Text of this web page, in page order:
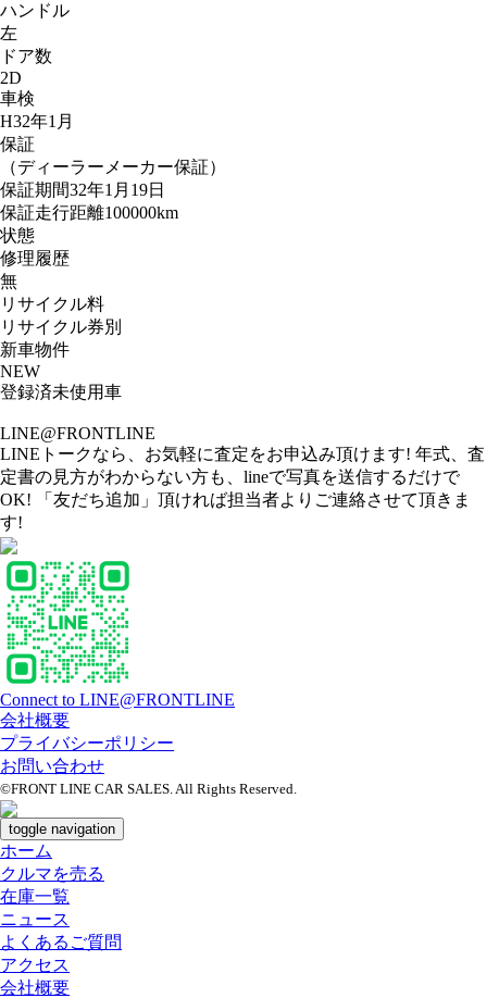
ハンドル
左
ドア数
2D
車検
H32年1月
保証
（ディーラーメーカー保証）
保証期間32年1月19日
保証走行距離100000km
状態
修理履歴
無
リサイクル料
リサイクル券別
新車物件
NEW
登録済未使用車
LINE@FRONTLINE
LINEトークなら、お気軽に査定をお申込み頂けます! 年式、査
定書の見方がわからない方も、lineで写真を送信するだけで
OK! 「友だち追加」頂ければ担当者よりご連絡させて頂きま
す!
Connect to LINE@FRONTLINE
会社概要
プライバシーポリシー
お問い合わせ
©FRONT LINE CAR SALES. All Rights Reserved.
toggle navigation
ホーム
クルマを売る
在庫一覧
ニュース
よくあるご質問
アクセス
会社概要